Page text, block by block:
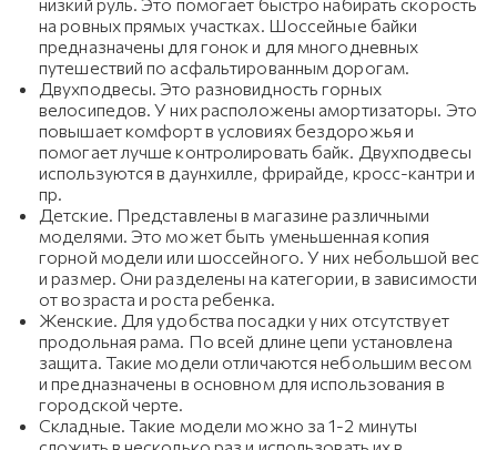
на ровных прямых участках. Шоссейные байки
предназначены для гонок и для многодневных
путешествий по асфальтированным дорогам.
Двухподвесы. Это разновидность горных
велосипедов. У них расположены амортизаторы. Это
повышает комфорт в условиях бездорожья и
помогает лучше контролировать байк. Двухподвесы
используются в даунхилле, фрирайде, кросс-кантри и
пр.
Детские. Представлены в магазине различными
моделями. Это может быть уменьшенная копия
горной модели или шоссейного. У них небольшой вес
и размер. Они разделены на категории, в зависимости
от возраста и роста ребенка.
Женские. Для удобства посадки у них отсутствует
продольная рама. По всей длине цепи установлена
защита. Такие модели отличаются небольшим весом
и предназначены в основном для использования в
городской черте.
Складные. Такие модели можно за 1-2 минуты